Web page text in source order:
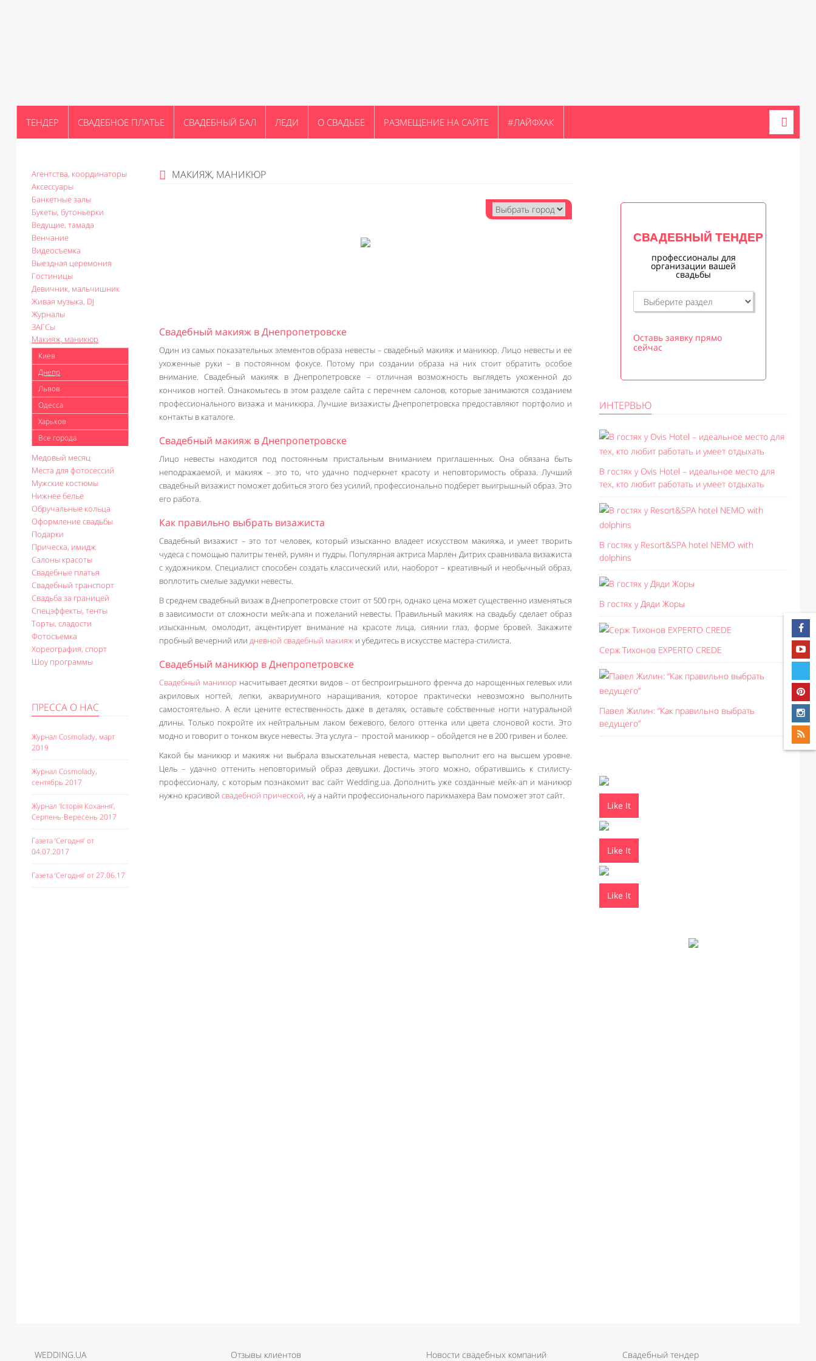
ТЕНДЕР СВАДЕБНОЕ ПЛАТЬЕ СВАДЕБНЫЙ БАЛ ЛЕДИ О СВАДЬБЕ РАЗМЕЩЕНИЕ НА САЙТЕ #ЛАЙФХАК
Агентства, координаторы
Аксессуары
Банкетные залы
Букеты, бутоньерки
Ведущие, тамада
Венчание
Видеосъемка
Выездная церемония
Гостиницы
Девичник, мальчишник
Живая музыка, DJ
Журналы
ЗАГСы
Макияж, маникюр
Киев
Днепр
Львов
Одесса
Харьков
Все города
Медовый месяц
Места для фотосессий
Мужские костюмы
Нижнее белье
Обручальные кольца
Оформление свадьбы
Подарки
Прическа, имидж
Салоны красоты
Свадебные платья
Свадебный транспорт
Свадьба за границей
Спецэффекты, тенты
Торты, сладости
Фотосъемка
Хореография, спорт
Шоу программы
ПРЕССА О НАС
Журнал Cosmolady, март
2019
Журнал Cosmolady,
сентябрь 2017
Журнал ‘Історія Кохання’,
Серпень-Вересень 2017
Газета ‘Сегодня’ от
04.07.2017
Газета ‘Сегодня’ от 27.06.17
МАКИЯЖ, МАНИКЮР
Свадебный макияж в Днепропетровске
Один из самых показательных элементов образа невесты – свадебный макияж и маникюр. Лицо невесты и ее
ухоженные руки – в постоянном фокусе. Потому при создании образа на них стоит обратить особое
внимание. Свадебный макияж в Днепропетровске – отличная возможность выглядеть ухоженной до
кончиков ногтей. Ознакомьтесь в этом разделе сайта с перечнем салонов, которые занимаются созданием
профессионального визажа и маникюра. Лучшие визажисты Днепропетровска предоставляют портфолио и
контакты в каталоге.
Свадебный макияж в Днепропетровске
Лицо невесты находится под постоянным пристальным вниманием приглашенных. Она обязана быть
неподражаемой, и макияж – это то, что удачно подчеркнет красоту и неповторимость образа. Лучший
свадебный визажист поможет добиться этого без усилий, профессионально подберет выигрышный образ. Это
его работа.
Как правильно выбрать визажиста
Свадебный визажист – это тот человек, который изысканно владеет искусством макияжа, и умеет творить
чудеса с помощью палитры теней, румян и пудры. Популярная актриса Марлен Дитрих сравнивала визажиста
с художником. Специалист способен создать классический или, наоборот – креативный и необычный образ,
воплотить смелые задумки невесты.
В среднем свадебный визаж в Днепропетровске стоит от 500 грн, однако цена может существенно изменяться
в зависимости от сложности мейк-апа и пожеланий невесты. Правильный макияж на свадьбу сделает образ
изысканным, омолодит, акцентирует внимание на красоте лица, сиянии глаз, форме бровей. Закажите
пробный вечерний или дневной свадебный макияж и убедитесь в искусстве мастера-стилиста.
Свадебный маникюр в Днепропетровске
Свадебный маникюр насчитывает десятки видов – от беспроигрышного френча до нарощенных гелевых или
акриловых ногтей, лепки, аквариумного наращивания, которое практически невозможно выполнить
самостоятельно. А если цените естественность даже в деталях, оставьте собственные ногти натуральной
длины. Только покройте их нейтральным лаком бежевого, белого оттенка или цвета слоновой кости. Это
модно и говорит о тонком вкусе невесты. Эта услуга – простой маникюр – обойдется не в 200 гривен и более.
Какой бы маникюр и макияж ни выбрала взыскательная невеста, мастер выполнит его на высшем уровне.
Цель – удачно оттенить неповторимый образ девушки. Достичь этого можно, обратившись к стилисту-
профессионалу, с которым познакомит вас сайт Wedding.ua. Дополнить уже созданные мейк-ап и маникюр
нужно красивой свадебной прической, ну а найти профессионального парикмахера Вам поможет этот сайт.
СВАДЕБНЫЙ ТЕНДЕР
профессионалы для
организации вашей
свадьбы
Оставь заявку прямо
сейчас
ИНТЕРВЬЮ
В гостях у Ovis Hotel – идеальное место для
тех, кто любит работать и умеет отдыхать
В гостях у Resort&SPA hotel NEMO with
dolphins
В гостях у Дяди Жоры
Серж Тихонов EXPERTO CREDE
Павел Жилин: “Как правильно выбрать
ведущего”
Like It
Like It
Like It
WEDDING.UA Отзывы клиентов Новости свадебных компаний Свадебный тендер